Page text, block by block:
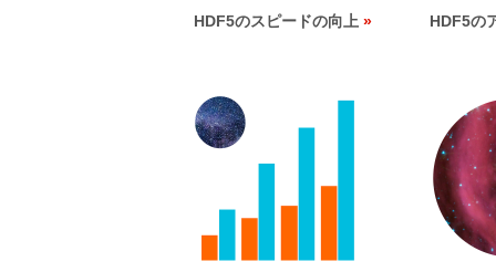
HDF5のスピードの向上 HDF5の